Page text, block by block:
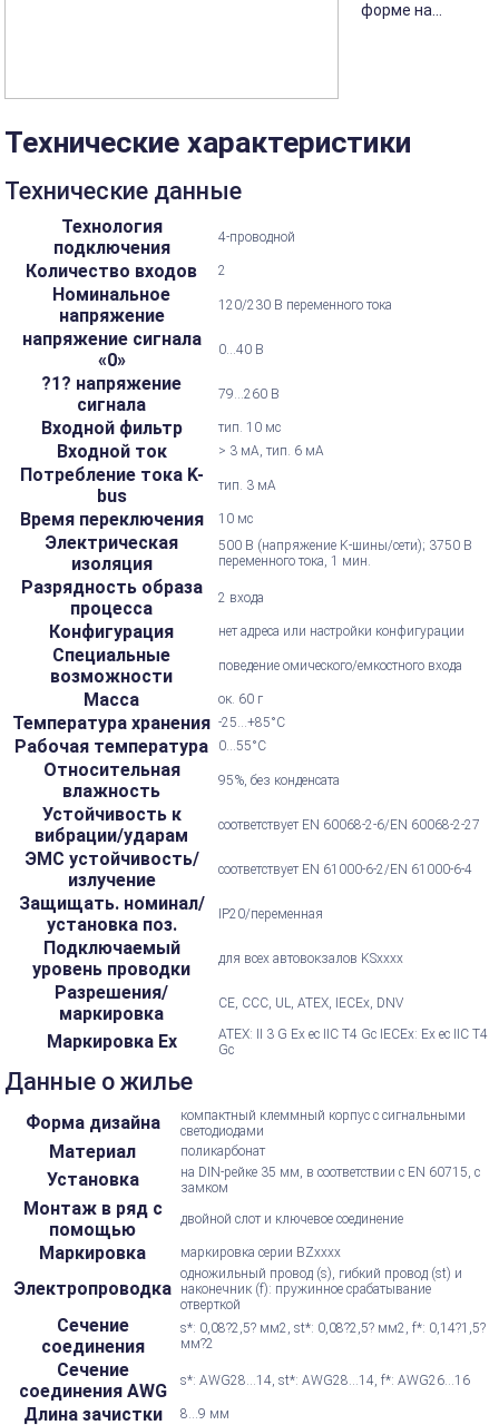
форме на...
Технические характеристики
Технические данные
Технология
подключения
4-проводной
Количество входов 2
Номинальное
напряжение
120/230 В переменного тока
напряжение сигнала
«0»
0...40 В
?1? напряжение
сигнала
79...260 В
Входной фильтр тип. 10 мс
Входной ток > 3 мА, тип. 6 мА
Потребление тока K-
bus
тип. 3 мА
Время переключения 10 мс
Электрическая
изоляция
500 В (напряжение K-шины/сети); 3750 В
переменного тока, 1 мин.
Разрядность образа
процесса
2 входа
Конфигурация нет адреса или настройки конфигурации
Специальные
возможности
поведение омического/емкостного входа
Масса ок. 60 г
Температура хранения -25...+85°С
Рабочая температура 0...55°С
Относительная
влажность
95%, без конденсата
Устойчивость к
вибрации/ударам
соответствует EN 60068-2-6/EN 60068-2-27
ЭМС устойчивость/
излучение
соответствует EN 61000-6-2/EN 61000-6-4
Защищать. номинал/
установка поз.
IP20/переменная
Подключаемый
уровень проводки
для всех автовокзалов KSxxxx
Разрешения/
маркировка
CE, CCC, UL, ATEX, IECEx, DNV
Маркировка Ex
ATEX: II 3 G Ex ec IIC T4 Gc IECEx: Ex ec IIC T4
Gc
Данные о жилье
Форма дизайна
компактный клеммный корпус с сигнальными
светодиодами
Материал поликарбонат
Установка
на DIN-рейке 35 мм, в соответствии с EN 60715, с
замком
Монтаж в ряд с
помощью
двойной слот и ключевое соединение
Маркировка маркировка серии BZxxxx
Электропроводка
одножильный провод (s), гибкий провод (st) и
наконечник (f): пружинное срабатывание
отверткой
Сечение
соединения
s*: 0,08?2,5? мм2, st*: 0,08?2,5? мм2, f*: 0,14?1,5?
мм?2
Сечение
соединения AWG
s*: AWG28...14, st*: AWG28...14, f*: AWG26...16
Длина зачистки 8...9 мм